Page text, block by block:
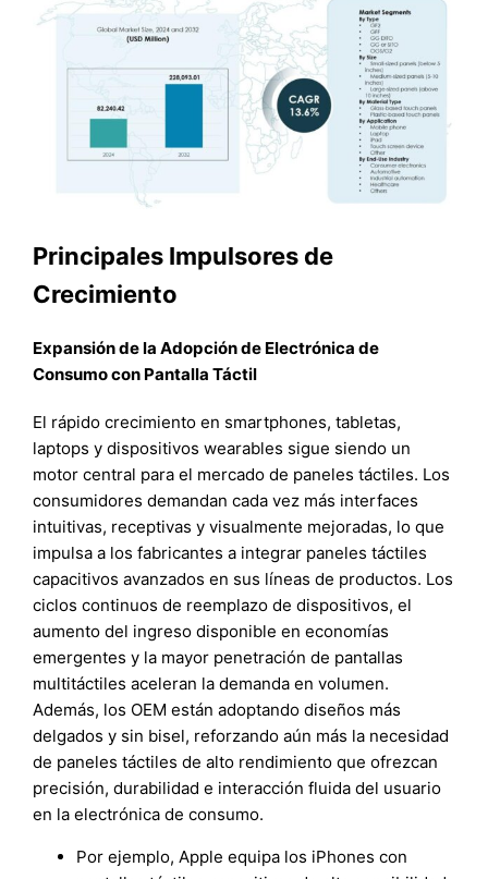
Principales Impulsores de
Crecimiento
Expansión de la Adopción de Electrónica de
Consumo con Pantalla Táctil
El rápido crecimiento en smartphones, tabletas,
laptops y dispositivos wearables sigue siendo un
motor central para el mercado de paneles táctiles. Los
consumidores demandan cada vez más interfaces
intuitivas, receptivas y visualmente mejoradas, lo que
impulsa a los fabricantes a integrar paneles táctiles
capacitivos avanzados en sus líneas de productos. Los
ciclos continuos de reemplazo de dispositivos, el
aumento del ingreso disponible en economías
emergentes y la mayor penetración de pantallas
multitáctiles aceleran la demanda en volumen.
Además, los OEM están adoptando diseños más
delgados y sin bisel, reforzando aún más la necesidad
de paneles táctiles de alto rendimiento que ofrezcan
precisión, durabilidad e interacción fluida del usuario
en la electrónica de consumo.
Por ejemplo, Apple equipa los iPhones con